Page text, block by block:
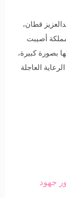
قطان،
أصيبت
بصورة كبيرة،
العاجلة
جهود